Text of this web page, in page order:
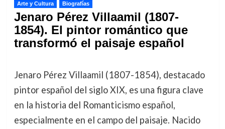
Arte y Cultura Biografías
Jenaro Pérez Villaamil (1807-
1854). El pintor romántico que
transformó el paisaje español
Jenaro Pérez Villaamil (1807-1854), destacado
pintor español del siglo XIX, es una figura clave
en la historia del Romanticismo español,
especialmente en el campo del paisaje. Nacido